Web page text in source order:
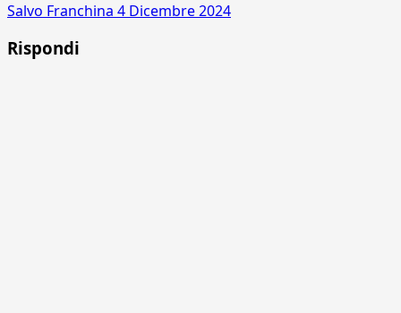
Salvo Franchina 4 Dicembre 2024
Rispondi